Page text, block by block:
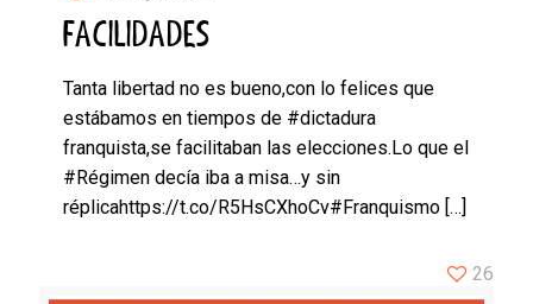
FACILIDADES
Tanta libertad no es bueno,con lo felices que
estábamos en tiempos de #dictadura
franquista,se facilitaban las elecciones.Lo que el
#Régimen decía iba a misa…y sin
réplicahttps://t.co/R5HsCXhoCv#Franquismo […]
26